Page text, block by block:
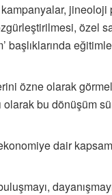
özel
özne olarak
bu dönüşüm
dair